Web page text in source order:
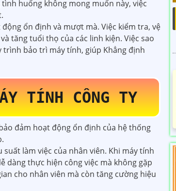
huống không mong muốn này, việc
ổn định và mượt mà. Việc kiểm tra, vệ
tăng tuổi thọ của các linh kiện. Việc sao
bảo trì máy tính, giúp Khẳng định
TÍNH CÔNG TY
đảm hoạt động ổn định của hệ thống
làm việc của nhân viên. Khi máy tính
dàng thực hiện công việc mà không gặp
cho nhân viên mà còn tăng cường hiệu